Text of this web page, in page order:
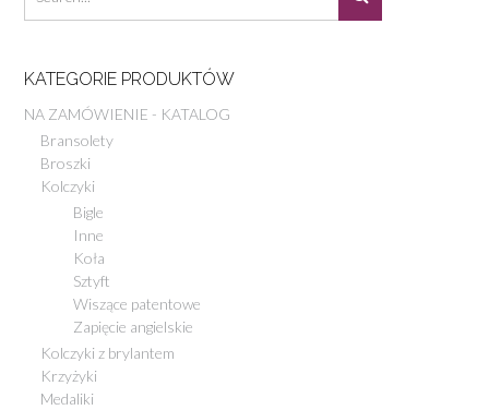
KATEGORIE PRODUKTÓW
NA ZAMÓWIENIE - KATALOG
Bransolety
Broszki
Kolczyki
Bigle
Inne
Koła
Sztyft
Wiszące patentowe
Zapięcie angielskie
Kolczyki z brylantem
Krzyżyki
Medaliki